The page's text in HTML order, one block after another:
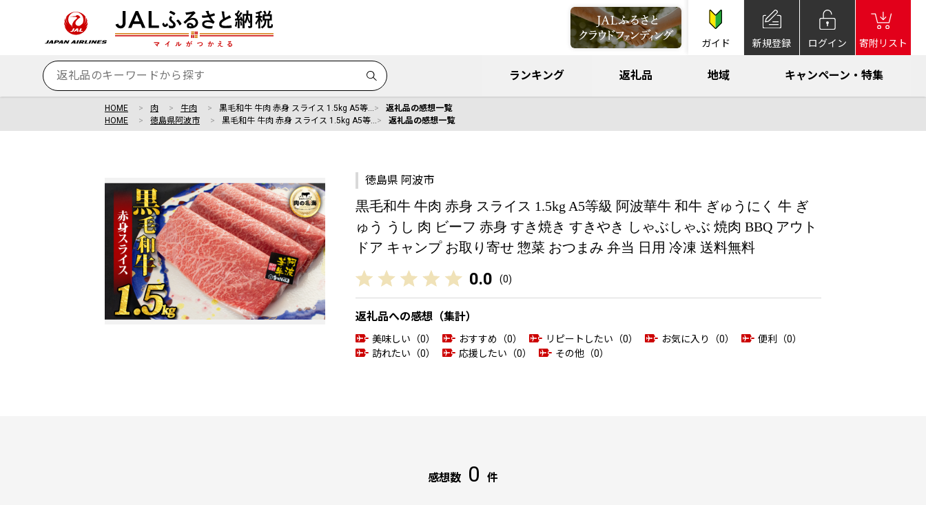
ガイド 新規登録 ログイン 寄附リスト
ランキング 返礼品 地域 キャンペーン・特集
HOME 肉 牛肉 黒毛和牛 牛肉 赤身 スライス 1.5kg A5等…
返礼品の感想一覧
HOME
徳島県阿波市 黒毛和牛 牛肉 赤身 スライス 1.5kg A5等… 返礼品の感想一覧
徳島県 阿波市
黒毛和牛 牛肉 赤身 スライス 1.5kg A5等級 阿波華牛 和牛 ぎゅうにく 牛 ぎ
ゅう うし 肉 ビーフ 赤身 すき焼き すきやき しゃぶしゃぶ 焼肉 BBQ アウト
ドア キャンプ お取り寄せ 惣菜 おつまみ 弁当 日用 冷凍 送料無料
0.0 (0)
返礼品への感想（集計）
美味しい（0） おすすめ（0） リピートしたい（0） お気に入り（0）
便利（0）
訪れたい（0）
応援したい（0） その他（0）
感想数 0 件